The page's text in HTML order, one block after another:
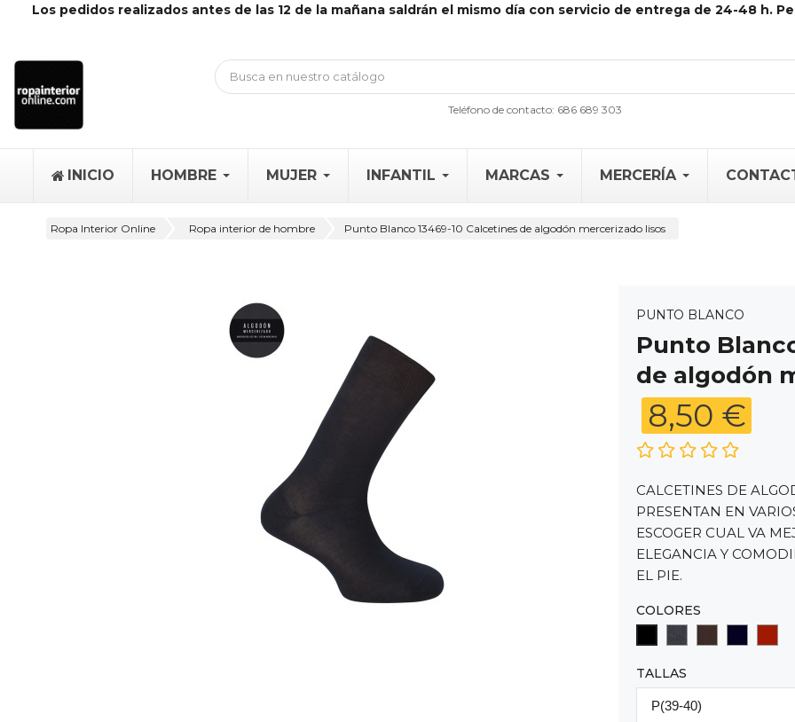
Los pedidos realizados antes de las 12 de la mañana saldrán el mismo día con servicio de entrega de 24-48 h.
Teléfono de contacto: 686 689 303
INICIO HOMBRE MUJER INFANTIL MARCAS MERCERÍA
Ropa Interior Online Ropa interior de hombre Punto Blanco 13469-10 Calcetines de algodón mercerizado lisos
PUNTO BLANCO
Punto
de algodón
8,50 €
CALCETINES DE
PRESENTAN EN
ESCOGER CUAL VA
ELEGANCIA Y
EL PIE.
COLORES
TALLAS